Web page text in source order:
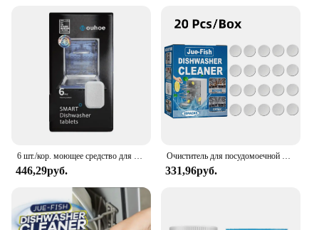
6 шт./кор. моющее средство для удаления накипи, сильные таблетки для удаления масляных пятен, удаление накипи, сборка и запаха, инструмент для чистки кухни
446,29руб.
Очиститель для посудомоечной машины, сильное удаление масляных пятен, таблетки для удаления накипи, кухонные чистящие средства для посудомоечной машины, стиральная машина
331,96руб.